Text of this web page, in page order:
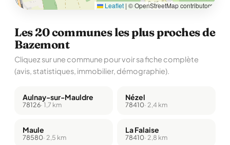
Leaflet | © OpenStreetMap contributors
Les 20 communes les plus proches de
Bazemont
Cliquez sur une commune pour voir sa fiche complète
(avis, statistiques, immobilier, démographie).
Aulnay-sur-Mauldre
78126· 1,7 km
Nézel
78410· 2,4 km
Maule
78580· 2,5 km
La Falaise
78410· 2,8 km